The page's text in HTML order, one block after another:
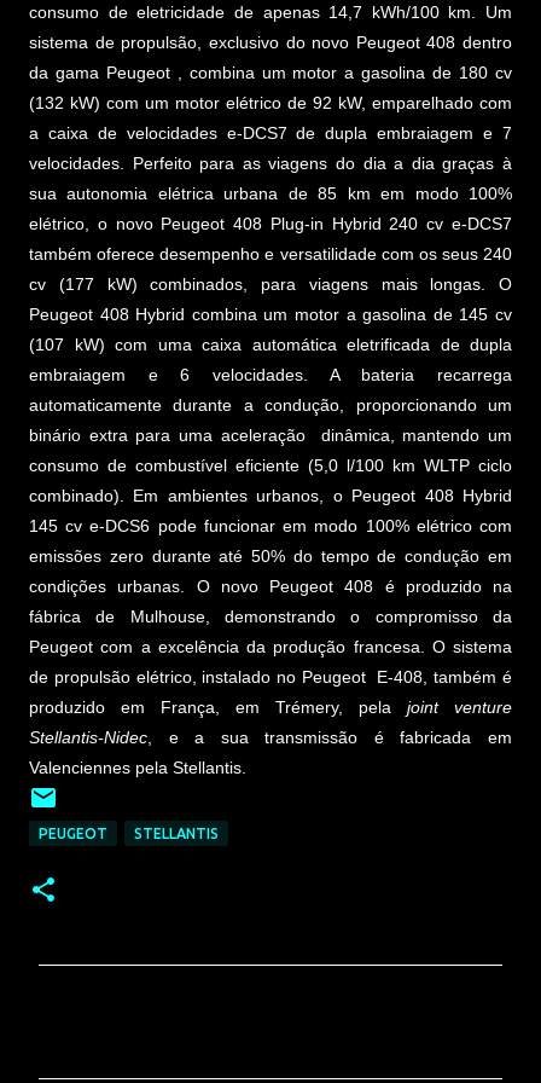
consumo de eletricidade de apenas 14,7 kWh/100 km. Um
sistema de propulsão, exclusivo do novo Peugeot 408 dentro
da gama Peugeot , combina um motor a gasolina de 180 cv
(132 kW) com um motor elétrico de 92 kW, emparelhado com
a caixa de velocidades e-DCS7 de dupla embraiagem e 7
velocidades. Perfeito para as viagens do dia a dia graças à
sua autonomia elétrica urbana de 85 km em modo 100%
elétrico, o novo Peugeot 408 Plug-in Hybrid 240 cv e-DCS7
também oferece desempenho e versatilidade com os seus 240
cv (177 kW) combinados, para viagens mais longas. O
Peugeot 408 Hybrid combina um motor a gasolina de 145 cv
(107 kW) com uma caixa automática eletrificada de dupla
embraiagem e 6 velocidades. A bateria recarrega
automaticamente durante a condução, proporcionando um
binário extra para uma aceleração dinâmica, mantendo um
consumo de combustível eficiente (5,0 l/100 km WLTP ciclo
combinado). Em ambientes urbanos, o Peugeot 408 Hybrid
145 cv e-DCS6 pode funcionar em modo 100% elétrico com
emissões zero durante até 50% do tempo de condução em
condições urbanas. O novo Peugeot 408 é produzido na
fábrica de Mulhouse, demonstrando o compromisso da
Peugeot com a excelência da produção francesa. O sistema
de propulsão elétrico, instalado no Peugeot E-408, também é
produzido em França, em Trémery, pela joint venture
Stellantis-Nidec , e a sua transmissão é fabricada em
Valenciennes pela Stellantis.
PEUGEOT STELLANTIS